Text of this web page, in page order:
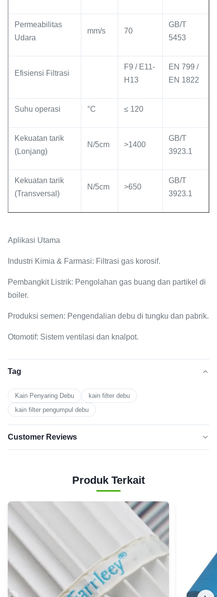
Permeabilitas
Udara
mm/s 70
GB/T
5453
Efisiensi Filtrasi
F9 / E11-
H13
EN 799 /
EN 1822
Suhu operasi °C ≤ 120
Kekuatan tarik
(Lonjang)
N/5cm >1400
GB/T
3923.1
Kekuatan tarik
(Transversal)
N/5cm >650
GB/T
3923.1
Aplikasi Utama
Industri Kimia & Farmasi: Filtrasi gas korosif.
Pembangkit Listrik: Pengolahan gas buang dan partikel di
boiler.
Produksi semen: Pengendalian debu di tungku dan pabrik.
Otomotif: Sistem ventilasi dan knalpot.
Tag
Kain Penyaring Debu
kain filter debu
kain filter pengumpul debu
Customer Reviews
5
BINTANG
3
Bintang
Bintang
1
bintang
0
Grace ★★★★★
★★★★★
Produk Terkait